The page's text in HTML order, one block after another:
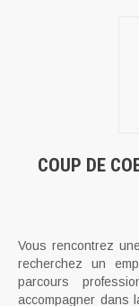
COUP DE
Vous rencontrez
recherchez un
parcours
accompagner dans